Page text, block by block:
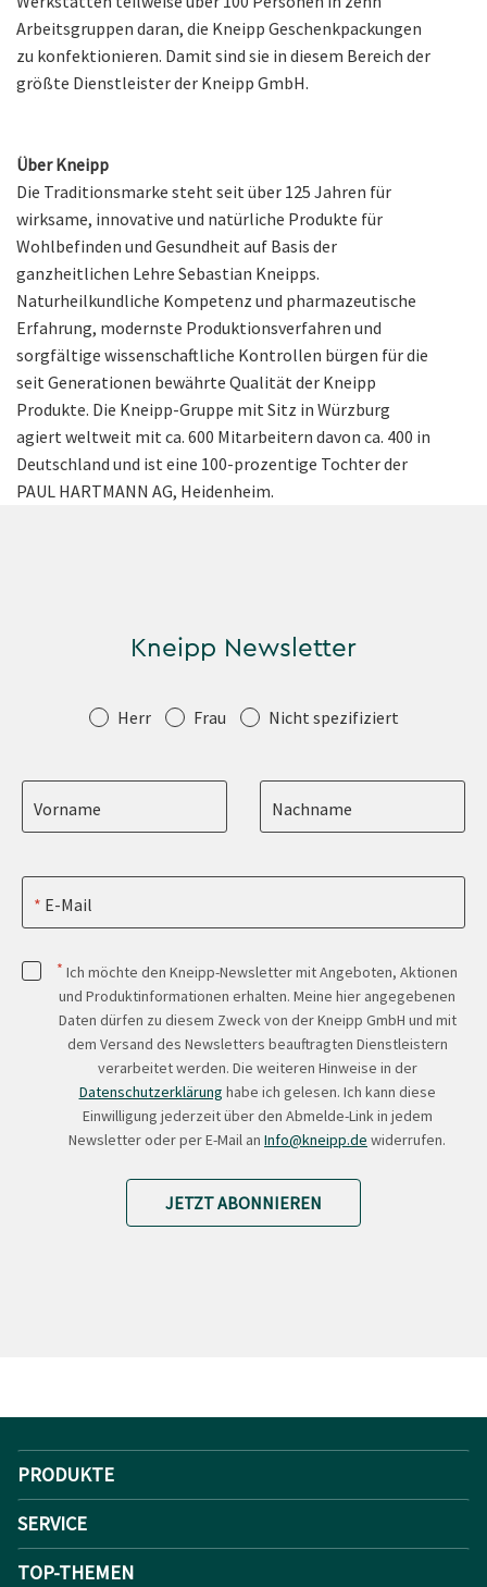
Arbeitsgruppen daran, die Kneipp Geschenkpackungen
zu konfektionieren. Damit sind sie in diesem Bereich der
größte Dienstleister der Kneipp GmbH.
Über Kneipp
Die Traditionsmarke steht seit über 125 Jahren für
wirksame, innovative und natürliche Produkte für
Wohlbefinden und Gesundheit auf Basis der
ganzheitlichen Lehre Sebastian Kneipps.
Naturheilkundliche Kompetenz und pharmazeutische
Erfahrung, modernste Produktionsverfahren und
sorgfältige wissenschaftliche Kontrollen bürgen für die
seit Generationen bewährte Qualität der Kneipp
Produkte. Die Kneipp-Gruppe mit Sitz in Würzburg
agiert weltweit mit ca. 600 Mitarbeitern davon ca. 400 in
Deutschland und ist eine 100-prozentige Tochter der
PAUL HARTMANN AG, Heidenheim.
Kneipp Newsletter
Anrede Herr Frau Nicht spezifiziert
Vorname Nachname
E-Mail
* Ich möchte den Kneipp-Newsletter mit Angeboten, Aktionen
und Produktinformationen erhalten. Meine hier angegebenen
Daten dürfen zu diesem Zweck von der Kneipp GmbH und mit
dem Versand des Newsletters beauftragten Dienstleistern
verarbeitet werden. Die weiteren Hinweise in der
Datenschutzerklärung habe ich gelesen. Ich kann diese
Einwilligung jederzeit über den Abmelde-Link in jedem
Newsletter oder per E-Mail an Info@kneipp.de widerrufen.
JETZT ABONNIEREN
PRODUKTE
SERVICE
TOP-THEMEN